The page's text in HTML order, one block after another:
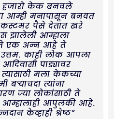
हजारो केक बनवले
आम्ही मनापासून बनवत
कस्टमर पैसे देतात खरे
झालेली आम्हाला
एक अन्न आहे ते
उत्तम. काही लोक आपला
पाड्यावर
मला केकच्या
बऱ्याचदा त्यांना
ज्या लोकांसाठी ते
आम्हालाही आपुलकी आहे.
केव्हाही श्रेष्ठ”